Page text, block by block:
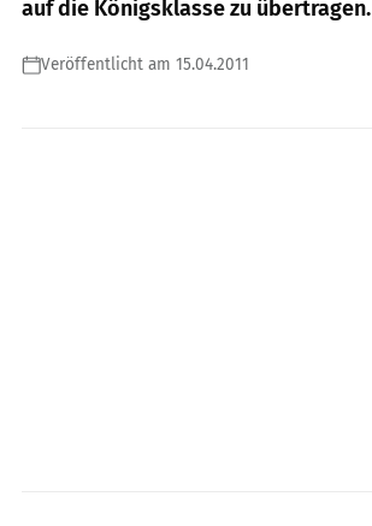
auf die Königsklasse zu übertragen.
Veröffentlicht am 15.04.2011